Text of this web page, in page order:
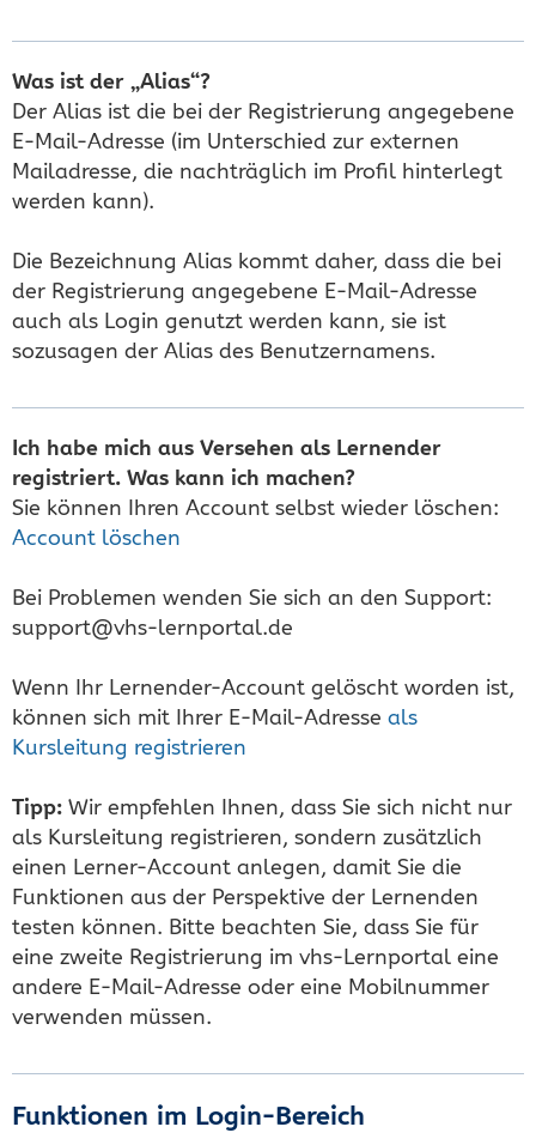
Was ist der „Alias“?
Der Alias ist die bei der Registrierung angegebene
E-Mail-Adresse (im Unterschied zur externen
Mailadresse, die nachträglich im Profil hinterlegt
werden kann).
Die Bezeichnung Alias kommt daher, dass die bei
der Registrierung angegebene E-Mail-Adresse
auch als Login genutzt werden kann, sie ist
sozusagen der Alias des Benutzernamens.
Ich habe mich aus Versehen als Lernender
registriert. Was kann ich machen?
Sie können Ihren Account selbst wieder löschen:
Account löschen
Bei Problemen wenden Sie sich an den Support:
support@vhs-lernportal.de
Wenn Ihr Lernender-Account gelöscht worden ist,
können sich mit Ihrer E-Mail-Adresse als
Kursleitung registrieren
Tipp: Wir empfehlen Ihnen, dass Sie sich nicht nur
als Kursleitung registrieren, sondern zusätzlich
einen Lerner-Account anlegen, damit Sie die
Funktionen aus der Perspektive der Lernenden
testen können. Bitte beachten Sie, dass Sie für
eine zweite Registrierung im vhs-Lernportal eine
andere E-Mail-Adresse oder eine Mobilnummer
verwenden müssen.
Funktionen im Login-Bereich